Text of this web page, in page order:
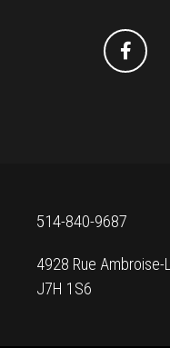
514-840-9687
4928 Rue Ambroise-
J7H 1S6